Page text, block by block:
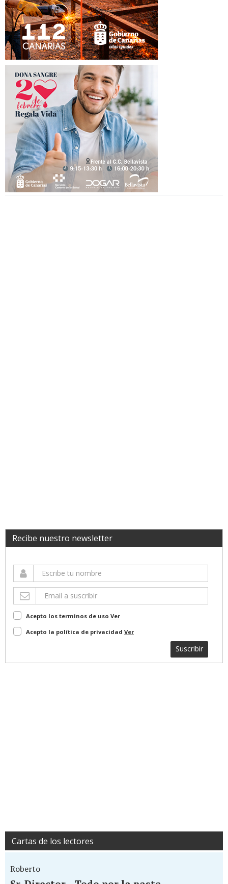
Recibe nuestro newsletter
Acepto los terminos de uso Ver
Acepto la política de privacidad Ver
Suscribir
Cartas de los lectores
Roberto